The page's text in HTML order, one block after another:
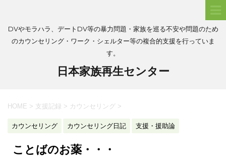
DVやモラハラ、デートDV等の暴力問題・家族を巡る不安や問題のため
のカウンセリング・ワーク・シェルター等の複合的支援を行っていま
す。
日本家族再生センター
HOME > 支援記録 > カウンセリング >
カウンセリング カウンセリング日記 支援・援助論
ことばのお薬・・・